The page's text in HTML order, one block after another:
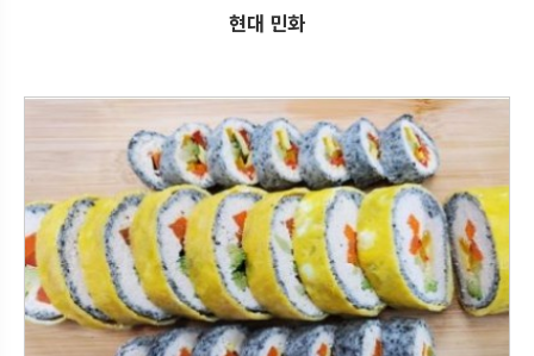
현대 민화